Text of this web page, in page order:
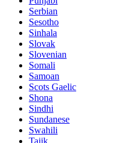
Serbian
Sesotho
Sinhala
Slovak
Slovenian
Somali
Samoan
Scots Gaelic
Shona
Sindhi
Sundanese
Swahili